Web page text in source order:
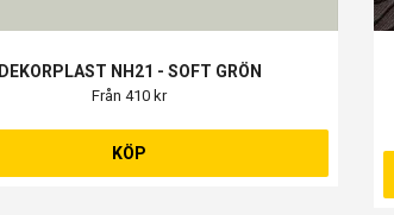
DEKORPLAST NH21 - SOFT GRÖN
Från 410 kr
KÖP